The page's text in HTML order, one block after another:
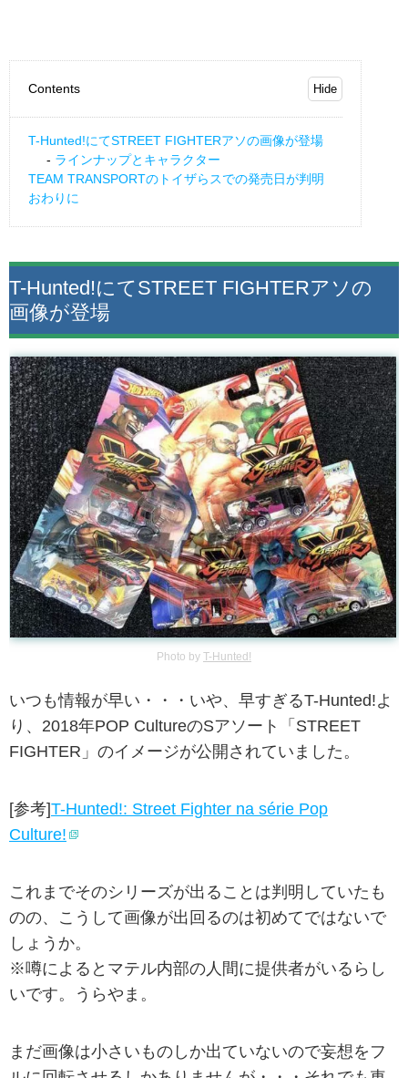
Contents
T-Hunted!にてSTREET FIGHTERアソの画像が登場
ラインナップとキャラクター
TEAM TRANSPORTのトイザらスでの発売日が判明
おわりに
T-Hunted!にてSTREET FIGHTERアソの
画像が登場
Photo by T-Hunted!
いつも情報が早い・・・いや、早すぎるT-Hunted!よ
り、2018年POP CultureのSアソート「STREET
FIGHTER」のイメージが公開されていました。
[参考]T-Hunted!: Street Fighter na série Pop
Culture!
これまでそのシリーズが出ることは判明していたも
のの、こうして画像が出回るのは初めてではないで
しょうか。
※噂によるとマテル内部の人間に提供者がいるらし
いです。うらやま。
まだ画像は小さいものしか出ていないので妄想をフ